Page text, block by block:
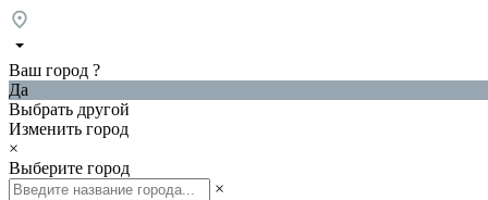
Ваш город ?
Да
Выбрать другой
Изменить город
×
Выберите город
×